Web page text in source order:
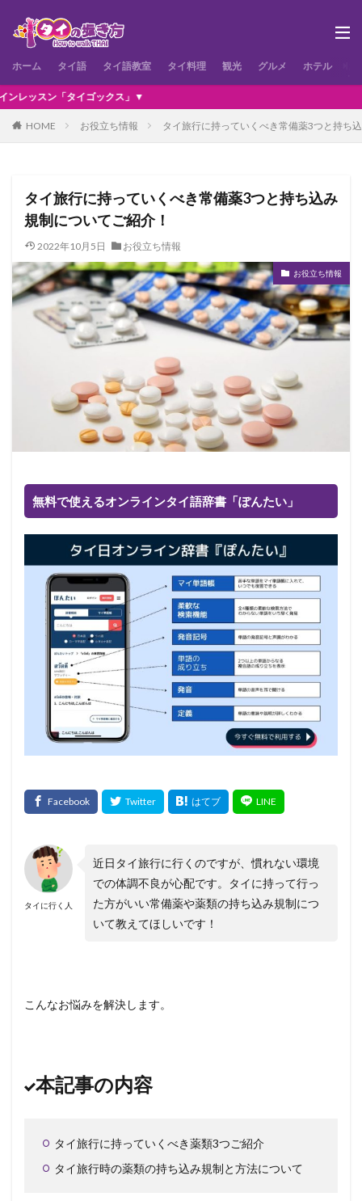
ホーム タイ語 タイ語教室 タイ料理 観光 グルメ ホテル
クス」▼
HOME お役立ち情報 タイ旅行に持っていくべき常備薬3つと持ち
タイ旅行に持っていくべき常備薬3つと持ち込み
規制についてご紹介！
2022年10月5日 お役立ち情報
お役立ち情報
無料で使えるオンラインタイ語辞書「ぽんたい」
タイに行く人
近日タイ旅行に行くのですが、慣れない環境
での体調不良が心配です。タイに持って行っ
た方がいい常備薬や薬類の持ち込み規制につ
いて教えてほしいです！
こんなお悩みを解決します。
本記事の内容
タイ旅行に持っていくべき薬類3つご紹介
タイ旅行時の薬類の持ち込み規制と方法について